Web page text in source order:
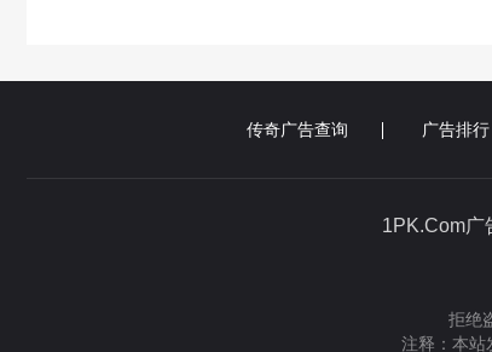
传奇广告查询 广告排行
1PK.Com
拒绝
注释：本站